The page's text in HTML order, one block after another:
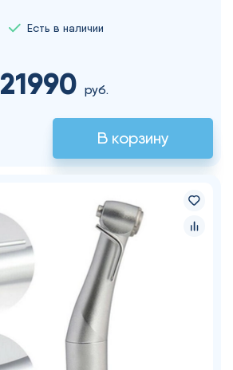
Есть в наличии
21990 руб.
В корзину